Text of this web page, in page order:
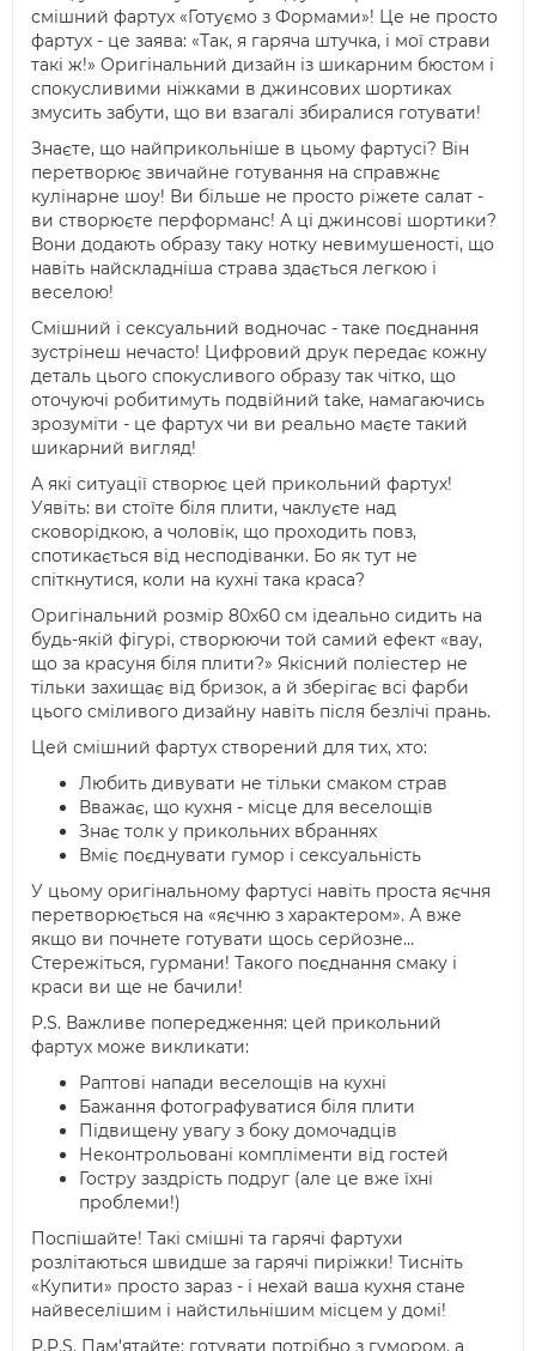
смішний фартух «Готуємо з Формами»! Це не просто
фартух - це заява: «Так, я гаряча штучка, і мої страви
такі ж!» Оригінальний дизайн із шикарним бюстом і
спокусливими ніжками в джинсових шортиках
змусить забути, що ви взагалі збиралися готувати!
Знаєте, що найприкольніше в цьому фартусі? Він
перетворює звичайне готування на справжнє
кулінарне шоу! Ви більше не просто ріжете салат -
ви створюєте перформанс! А ці джинсові шортики?
Вони додають образу таку нотку невимушеності, що
навіть найскладніша страва здається легкою і
веселою!
Смішний і сексуальний водночас - таке поєднання
зустрінеш нечасто! Цифровий друк передає кожну
деталь цього спокусливого образу так чітко, що
оточуючі робитимуть подвійний take, намагаючись
зрозуміти - це фартух чи ви реально маєте такий
шикарний вигляд!
А які ситуації створює цей прикольний фартух!
Уявіть: ви стоїте біля плити, чаклуєте над
сковорідкою, а чоловік, що проходить повз,
спотикається від несподіванки. Бо як тут не
спіткнутися, коли на кухні така краса?
Оригінальний розмір 80х60 см ідеально сидить на
будь-якій фігурі, створюючи той самий ефект «вау,
що за красуня біля плити?» Якісний поліестер не
тільки захищає від бризок, а й зберігає всі фарби
цього сміливого дизайну навіть після безлічі прань.
Цей смішний фартух створений для тих, хто:
Любить дивувати не тільки смаком страв
Вважає, що кухня - місце для веселощів
Знає толк у прикольних вбраннях
Вміє поєднувати гумор і сексуальність
У цьому оригінальному фартусі навіть проста яєчня
перетворюється на «яєчню з характером». А вже
якщо ви почнете готувати щось серйозне...
Стережіться, гурмани! Такого поєднання смаку і
краси ви ще не бачили!
P.S. Важливе попередження: цей прикольний
фартух може викликати:
Раптові напади веселощів на кухні
Бажання фотографуватися біля плити
Підвищену увагу з боку домочадців
Неконтрольовані компліменти від гостей
Гостру заздрість подруг (але це вже їхні
проблеми!)
Поспішайте! Такі смішні та гарячі фартухи
розлітаються швидше за гарячі пиріжки! Тисніть
«Купити» просто зараз - і нехай ваша кухня стане
найвеселішим і найстильнішим місцем у домі!
P.P.S. Пам'ятайте: готувати потрібно з гумором, а